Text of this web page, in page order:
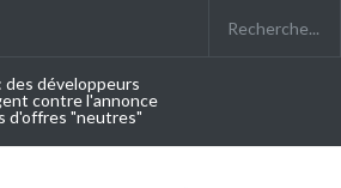
des développeurs
contre l'annonce
d'offres "neutres"